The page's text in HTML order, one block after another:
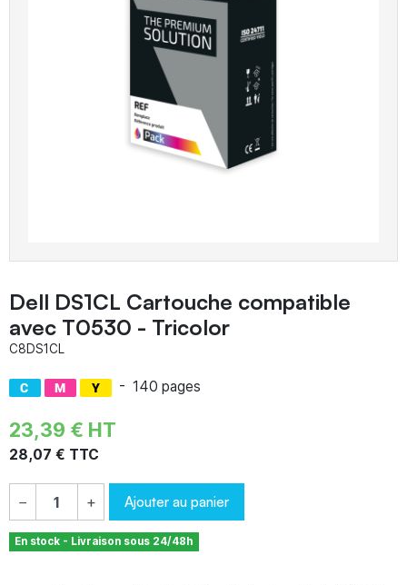
Dell DS1CL Cartouche compatible
avec T0530 - Tricolor
C8DS1CL
- 140 pages
23,39 € HT
28,07 € TTC
− + Ajouter au panier
En stock - Livraison sous 24/48h